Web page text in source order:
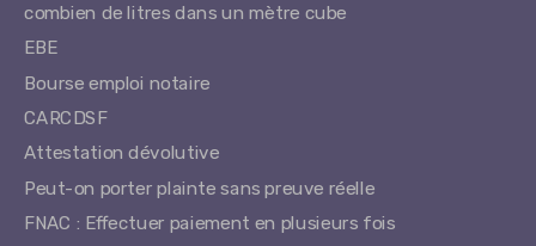
combien de litres dans un mètre cube
EBE
Bourse emploi notaire
CARCDSF
Attestation dévolutive
Peut-on porter plainte sans preuve réelle
FNAC : Effectuer paiement en plusieurs fois